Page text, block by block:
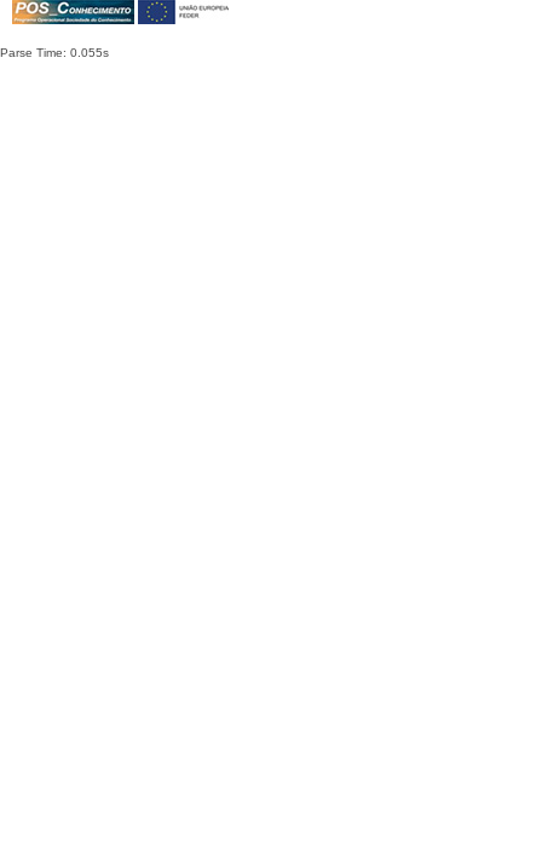
Parse Time: 0.055s